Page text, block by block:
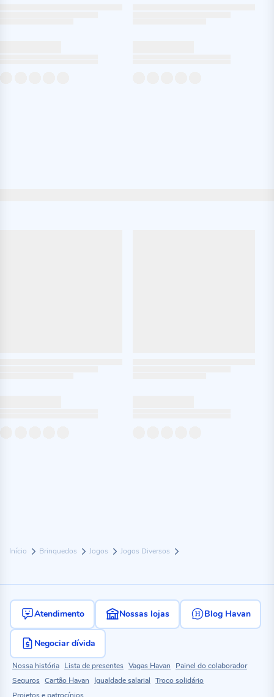
Início Brinquedos Jogos Jogos Diversos
Atendimento Nossas lojas Blog Havan
Negociar dívida
Nossa história Lista de presentes Vagas Havan
Painel do colaborador
Seguros Cartão Havan Igualdade salarial Troco solidário